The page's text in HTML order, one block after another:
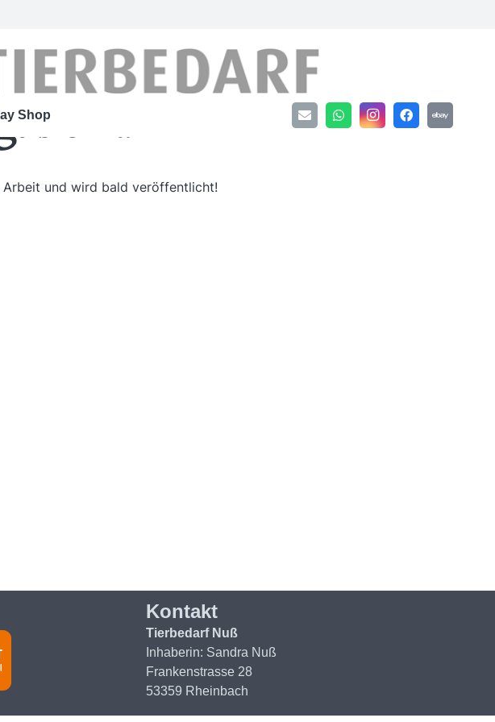
Shop an
Arbeit und wird bald veröffentlicht!
Kontakt
Tierbedarf Nuß
Inhaberin: Sandra Nuß
Frankenstrasse 28
53359 Rheinbach